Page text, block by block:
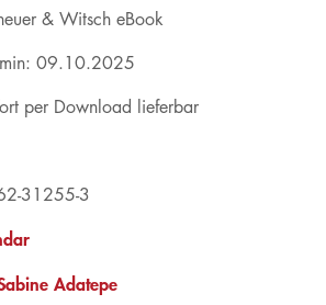
& Witsch eBook
Adatepe
09.10.2025
per Download lieferbar
31255-3